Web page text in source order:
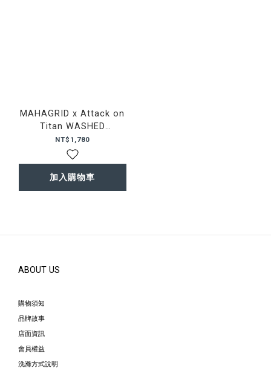
MAHAGRID x Attack on
Titan WASHED
COLOSSUS TITAN TEE 超
大型巨人 短T
NT$1,780
加入購物車
ABOUT US
購物須知
品牌故事
店面資訊
會員權益
洗滌方式說明